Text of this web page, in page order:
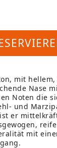
mit
Nase
Noten die
und
er
mit